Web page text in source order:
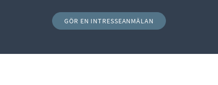
GÖR EN INTRESSEANMÄLAN